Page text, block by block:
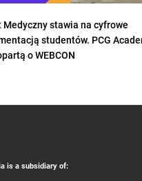
stawia na cyfrowe
studentów. PCG
o WEBCON
is a subsidiary of: